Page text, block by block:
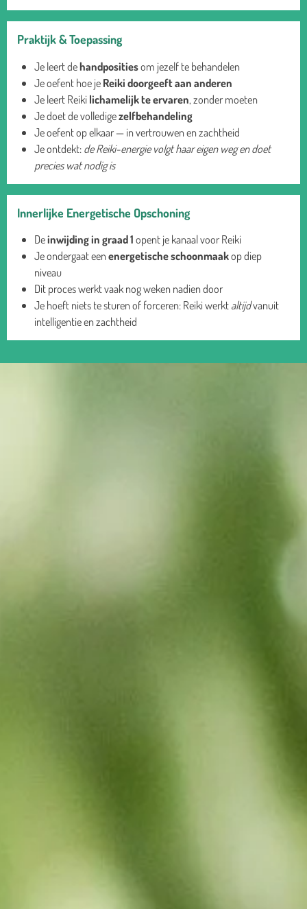
Praktijk & Toepassing
Je leert dehandpositiesom jezelf te behandelen
Je oefent hoe jeReiki doorgeeft aan anderen
Je leert Reikilichamelijk te ervaren, zonder moeten
Je doet de volledigezelfbehandeling
Je oefent op elkaar — in vertrouwen en zachtheid
Je ontdekt:de Reiki-energie volgt haar eigen weg en doet
precies wat nodig is
Innerlijke Energetische Opschoning
Deinwijding in graad 1opent je kanaal voor Reiki
Je ondergaat eenenergetische schoonmaakop diep
niveau
Dit proces werkt vaak nog weken nadien door
Je hoeft niets te sturen of forceren: Reiki werktaltijdvanuit
intelligentie en zachtheid